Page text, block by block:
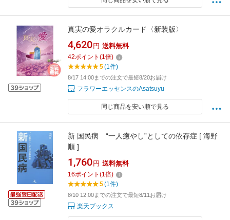
真実の愛オラクルカード〈新装版〉
4,620 円 送料無料
42ポイント (1倍)
5(1件)
8/17 14:00までの注文で最短8/20お届け
フラワーエッセンスのAsatsuyu
同じ商品を安い順で見る
新 国民病 “一人癒やし”としての依存症 [ 海野
順 ]
1,760 円 送料無料
16ポイント (1倍)
5(1件)
8/10 12:00までの注文で最短8/11お届け
楽天ブックス